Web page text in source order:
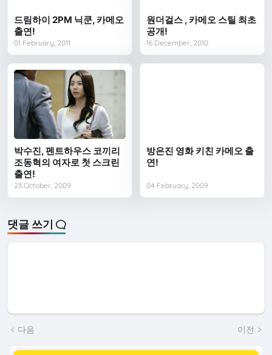
드림하이 2PM 닉쿤, 카메오
출연!
01 February, 2011
원더걸스 , 카메오 스틸 최초
공개!
16 December, 2010
박수진, 펜트하우스 코끼리
조동혁의 여자로 첫 스크린
출연!
23 October, 2009
방은진 영화 키친 카메오 출
연!
04 February, 2009
댓글 쓰기
다음 이전